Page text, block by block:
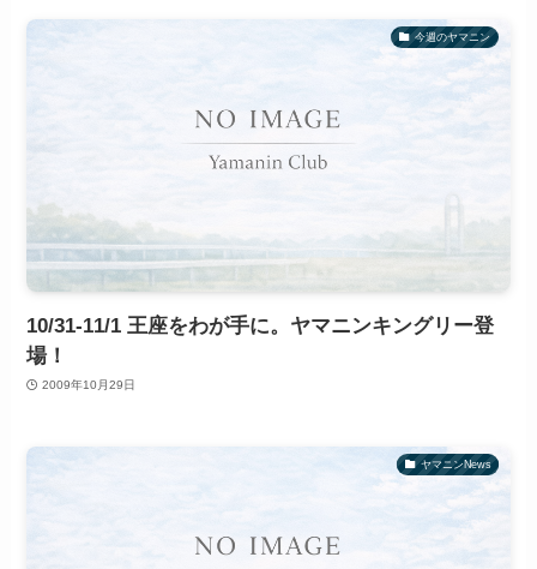
今週のヤマニン
10/31-11/1 王座をわが手に。ヤマニンキングリー登
場！
2009年10月29日
ヤマニンNews